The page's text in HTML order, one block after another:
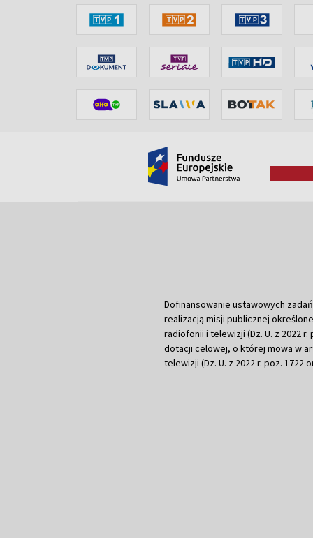
Dofinansowanie ustawowych
realizacją misji publicznej
radiofonii i telewizji (Dz. U. z 2022
dotacji celowej, o której mowa w
telewizji (Dz. U. z 2022 r. poz. 1722